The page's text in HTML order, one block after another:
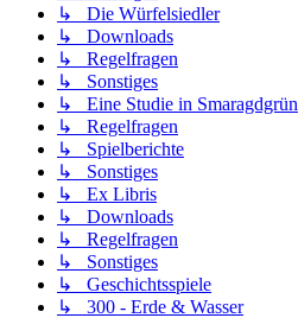
↳ Die Würfelsiedler
↳ Downloads
↳ Regelfragen
↳ Sonstiges
↳ Eine Studie in Smaragdgrün
↳ Regelfragen
↳ Spielberichte
↳ Sonstiges
↳ Ex Libris
↳ Downloads
↳ Regelfragen
↳ Sonstiges
↳ Geschichtsspiele
↳ 300 - Erde & Wasser